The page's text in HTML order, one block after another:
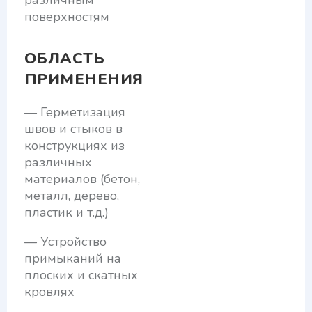
поверхностям
ОБЛАСТЬ
ПРИМЕНЕНИЯ
— Герметизация
швов и стыков в
конструкциях из
различных
материалов (бетон,
металл, дерево,
пластик и т.д.)
— Устройство
примыканий на
плоских и скатных
кровлях